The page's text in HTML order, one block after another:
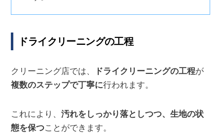
ドライクリーニングの工程
クリーニング店では、 ドライクリーニングの工程が
複数のステップで丁寧に行われます。
これにより、汚れをしっかり落としつつ、生地の状
態を保つことができます。